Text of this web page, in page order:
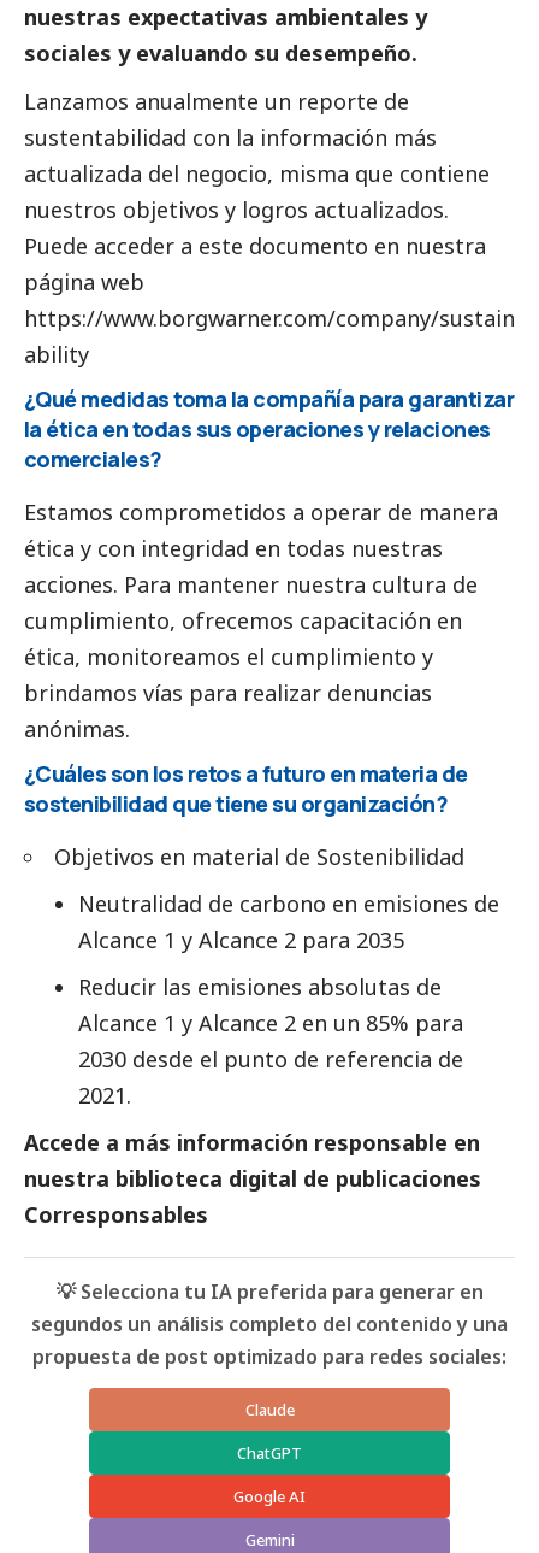
nuestras expectativas ambientales y
sociales y evaluando su desempeño.
Lanzamos anualmente un reporte de
sustentabilidad con la información más
actualizada del negocio, misma que contiene
nuestros objetivos y logros actualizados.
Puede acceder a este documento en nuestra
página web
https://www.borgwarner.com/company/sustain
ability
¿Qué medidas toma la compañía para garantizar
la ética en todas sus operaciones y relaciones
comerciales?
Estamos comprometidos a operar de manera
ética y con integridad en todas nuestras
acciones. Para mantener nuestra cultura de
cumplimiento, ofrecemos capacitación en
ética, monitoreamos el cumplimiento y
brindamos vías para realizar denuncias
anónimas.
¿Cuáles son los retos a futuro en materia de
sostenibilidad que tiene su organización?
Objetivos en material de Sostenibilidad
Neutralidad de carbono en emisiones de
Alcance 1 y Alcance 2 para 2035
Reducir las emisiones absolutas de
Alcance 1 y Alcance 2 en un 85% para
2030 desde el punto de referencia de
2021.
Accede a más información responsable en
nuestra biblioteca digital de publicaciones
Corresponsables
💡 Selecciona tu IA preferida para generar en
segundos un análisis completo del contenido y una
propuesta de post optimizado para redes sociales:
Claude
ChatGPT
Google AI
Gemini